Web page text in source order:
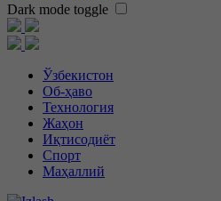
Dark mode toggle
Ўзбекистон
Об-ҳаво
Технология
Жаҳон
Иқтисодиёт
Спорт
Маҳаллий